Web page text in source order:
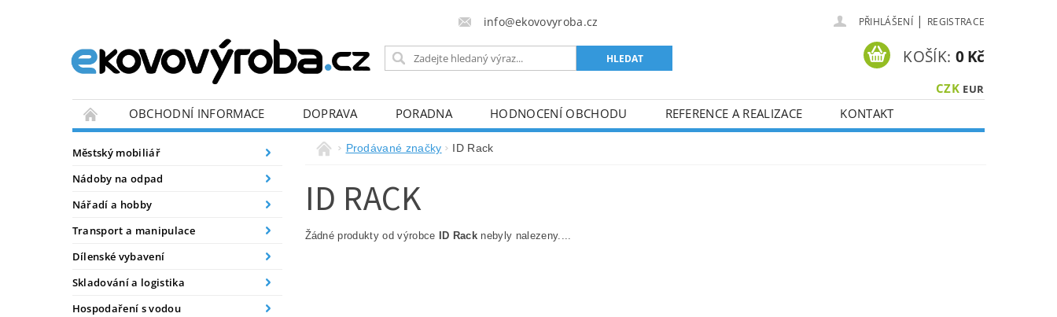
info@ekovovyroba.cz PŘIHLÁŠENÍ | REGISTRACE
CZK EUR
KOŠÍK: 0 Kč
OBCHODNÍ INFORMACE DOPRAVA PORADNA HODNOCENÍ OBCHODU REFERENCE A REALIZACE
KONTAKT
Městský mobiliář
Nádoby na odpad
Nářadí a hobby
Transport a manipulace
Dílenské vybavení
Skladování a logistika
Hospodaření s vodou
Prodávané značky ID Rack
ID RACK
Žádné produkty od výrobce ID Rack nebyly nalezeny....